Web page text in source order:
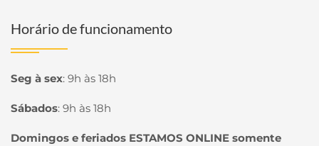
Horário de funcionamento
Seg à sex: 9h às 18h
Sábados: 9h às 18h
Domingos e feriados ESTAMOS ONLINE somente